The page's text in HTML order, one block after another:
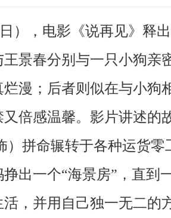
日），电影《说再见》释
景春分别与一只小狗亲
烂漫；后者则似在与小狗
倍感温馨。影片讲述的
拼命辗转于各种运货
出一个“海景房” ， 直到
活 ， 并用 自己独一无二的